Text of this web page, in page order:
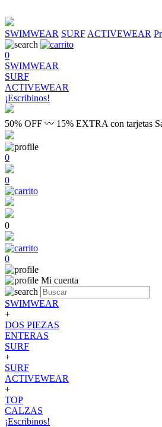
SWIMWEAR SURF ACTIVEWEAR
0
SWIMWEAR
SURF
ACTIVEWEAR
¡Escribinos!
50% OFF 〰 15% EXTRA con tarjetas
0
0
0
0
Mi cuenta
SWIMWEAR
+
DOS PIEZAS
ENTERAS
SURF
+
SURF
ACTIVEWEAR
+
TOP
CALZAS
¡Escribinos!